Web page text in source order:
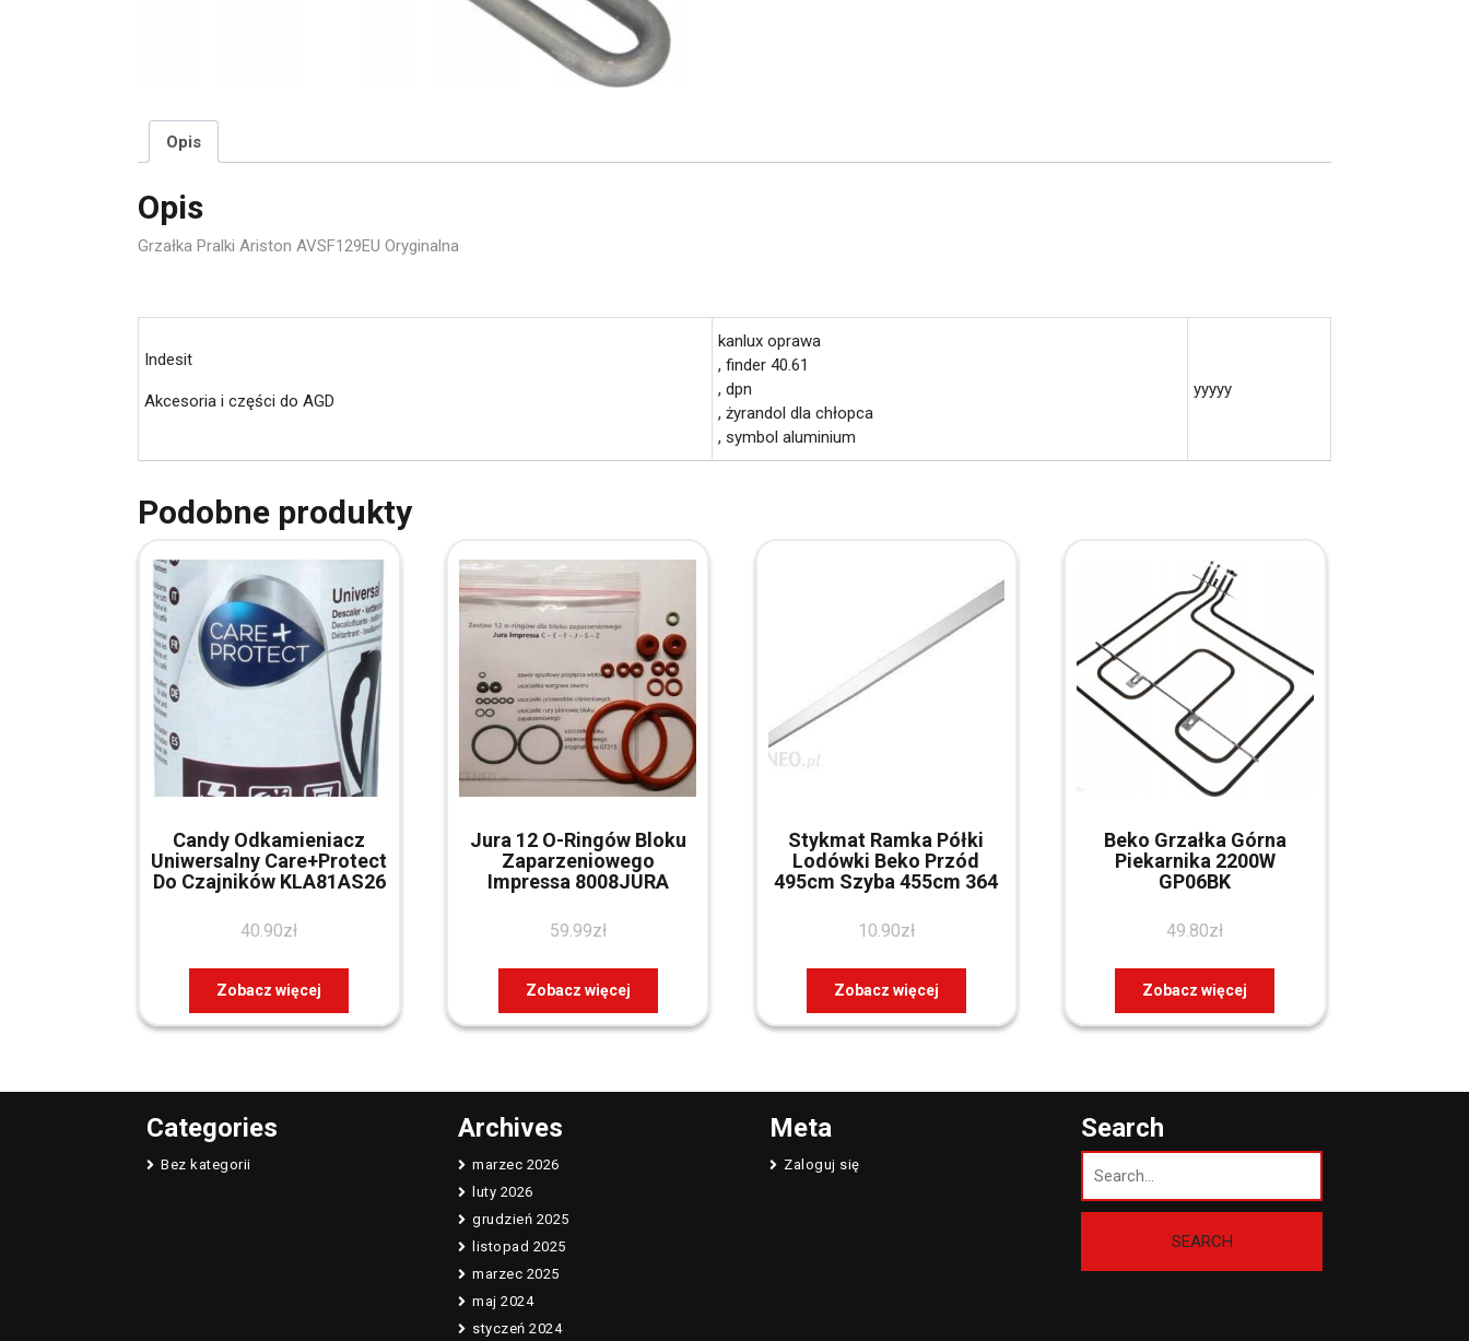
Opis
Opis
Grzałka Pralki Ariston AVSF129EU Oryginalna
Indesit
Akcesoria i części do AGD
kanlux oprawa
, finder 40.61
, dpn
, żyrandol dla chłopca
, symbol aluminium
yyyyy
Podobne produkty
Candy Odkamieniacz
Uniwersalny Care+Protect
Do Czajników KLA81AS26
40.90zł
Zobacz więcej
Jura 12 O-Ringów Bloku
Zaparzeniowego
Impressa 8008JURA
59.99zł
Zobacz więcej
Stykmat Ramka Półki
Lodówki Beko Przód
495cm Szyba 455cm 364
10.90zł
Zobacz więcej
Beko Grzałka Górna
Piekarnika 2200W
GP06BK
49.80zł
Zobacz więcej
Categories
Bez kategorii
Archives
marzec 2026
luty 2026
grudzień 2025
listopad 2025
marzec 2025
maj 2024
styczeń 2024
Meta
Zaloguj się
Search